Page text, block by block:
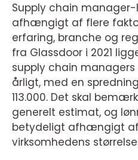
Supply chain
afhængigt af flere
erfaring, branche og
fra Glassdoor i 2021
supply chain managers
årligt, med en
113.000. Det skal
generelt estimat, og
betydeligt afhængigt
virksomhedens